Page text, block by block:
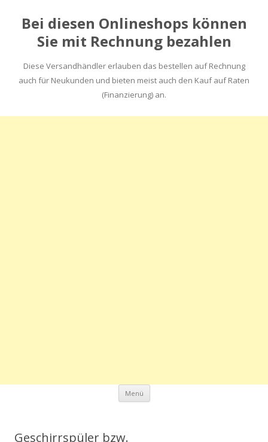
Bei diesen Onlineshops können
Sie mit Rechnung bezahlen
Diese Versandhändler erlauben das bestellen auf Rechnung
auch für Neukunden und bieten meist auch den Kauf auf Raten
(Finanzierung) an.
Menü Zum Inhalt springen
Geschirrspüler bzw.